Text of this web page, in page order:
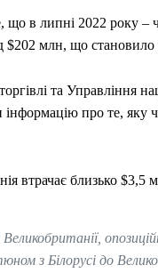
що в липні 2022 року –
млн, що становило
та Управління
про те, яку
втрачає близько $3,5
Великобританії,
з Білорусі до